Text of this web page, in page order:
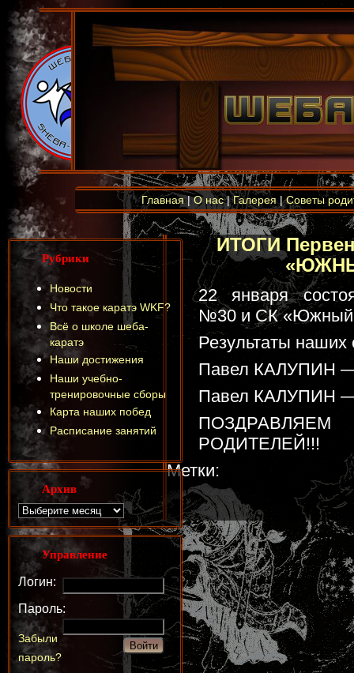
Главная|О нас|Галерея|Советы
ИТОГИ
22 января
№30 и СК
Результаты наших
Павел КАЛУПИН —
Павел КАЛУПИН —
РОДИТЕЛЕЙ!!!
Метки:
Рубрики
Новости
Что такое каратэ WKF?
Всё о школе шеба-
каратэ
Наши достижения
Наши учебно-
тренировочные сборы
Карта наших побед
Расписание занятий
Архив
Управление
Логин:
Пароль:
Забыли
пароль?